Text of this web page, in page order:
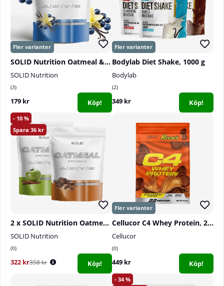
SOLID Nutrition Oatmeal & Protein Mix, 750 g
SOLID Nutrition
3
179 kr Köp!
Bodylab Diet Shake, 1000 g
Bodylab
2
349 kr Köp!
10
36
2 x SOLID Nutrition Oatmeal & Protein Mix, 750 g
SOLID Nutrition
0
322 kr358 kr Köp!
Cellucor C4 Whey Protein, 22 serv.
Cellucor
0
449 kr Köp!
34